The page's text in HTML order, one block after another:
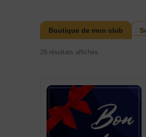
Boutique de mon club
29 résultats affichés